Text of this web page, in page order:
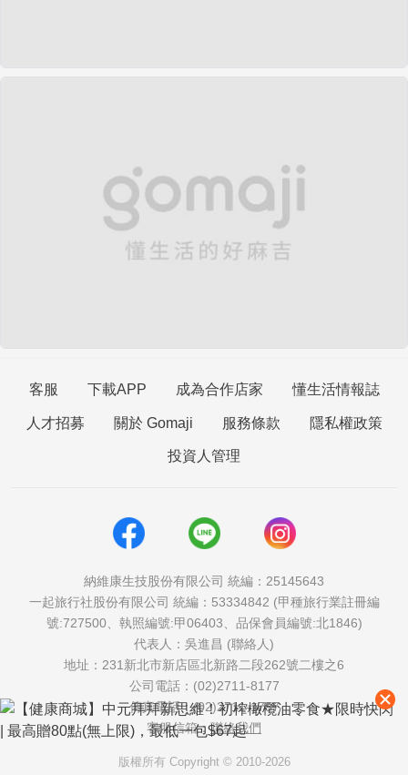
客服 下載APP 成為合作店家 懂生活情報誌
人才招募 關於 Gomaji 服務條款 隱私權政策
投資人管理
納維康生技股份有限公司 統編：25145643
一起旅行社股份有限公司 統編：53334842 (甲種旅行業註冊編
號:727500、執照編號:甲06403、品保會員編號:北1846)
代表人：吳進昌 (聯絡人)
地址：231新北市新店區北新路二段262號二樓之6
公司電話：(02)2711-8177
傳真電話：(02)2711-1757
客服信箱：聯絡我們
版權所有 Copyright © 2010-2026